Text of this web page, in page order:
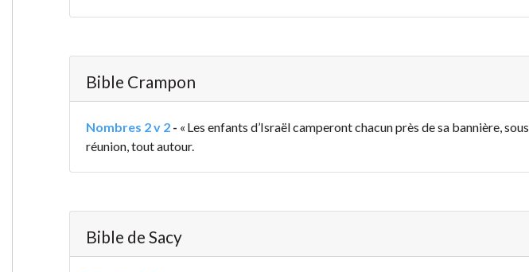
Bible Crampon
Nombres 2 v 2- « Les enfants d’Israël camperont chacun près de sa bannière,
réunion, tout autour.
Bible de Sacy